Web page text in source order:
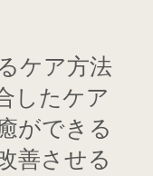
ケア方法
したケア
ができる
善させる